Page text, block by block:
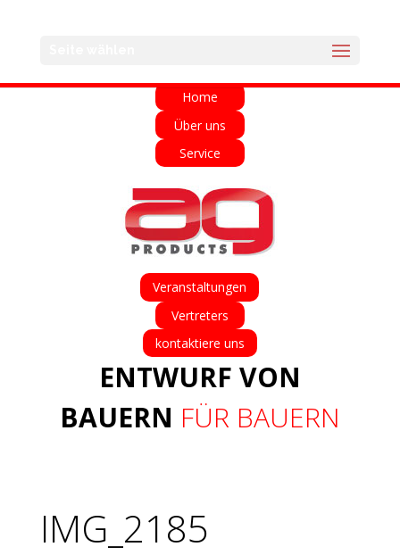
Home
Über uns
Service
Veranstaltungen
Vertreters
kontaktiere uns
ENTWURF VON
BAUERN FÜR BAUERN
IMG_2185